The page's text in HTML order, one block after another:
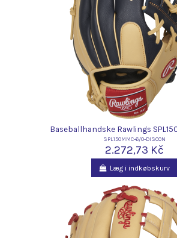
Baseballhandske Rawlings
SPL150MMC-6/0-DISCON
2.272,73 Kč
Læg i indkøbskurv